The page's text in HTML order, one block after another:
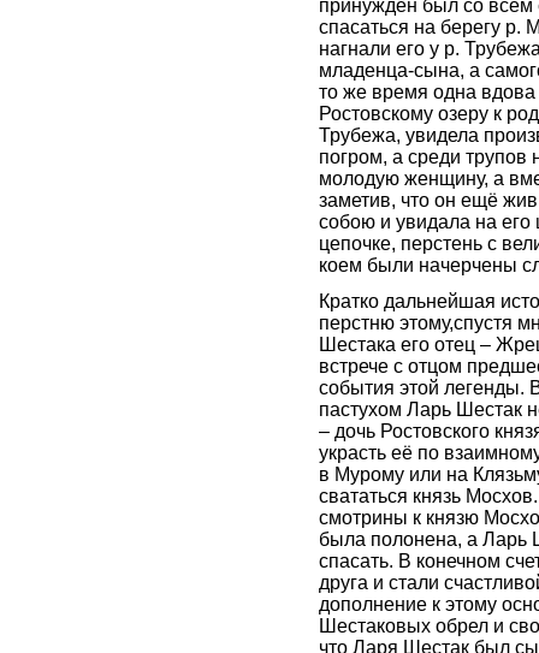
принуждён был со всем
спасаться на берегу р.
нагнали его у р.
младенца-сына, а
то же время одна
Ростовскому озеру к
Трубежа, увидела
погром, а среди трупов
молодую женщину, а
заметив, что он ещё
собою и увидала на его
цепочке, перстень с
коем были начерчены
Кратко дальнейшая
перстню этому,спустя
Шестака его отец –
встрече с отцом
события этой легенды.
пастухом Ларь Шестак
– дочь Ростовского
украсть её по
в Мурому или на
свататься князь
смотрины к князю
была полонена, а Ларь
спасать. В конечном
друга и стали
дополнение к этому
Шестаковых обрел и
что Ларя Шестак был